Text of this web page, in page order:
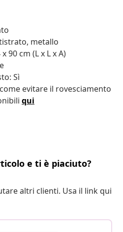
metallo
90 cm (L x L x A)
Sì
evitare il rovesciamento
qui
e ti è piaciuto?
altri clienti. Usa il link qui